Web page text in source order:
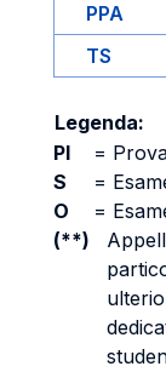
PPA
TS
Legenda:
PI
=
S
=
O
=
(**)